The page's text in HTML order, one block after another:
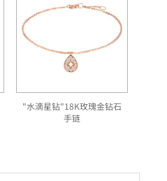
"水滴星钻"18K玫瑰金钻石
手链